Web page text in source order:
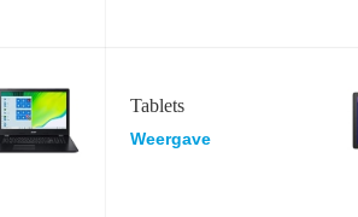
Tablets
Weergave